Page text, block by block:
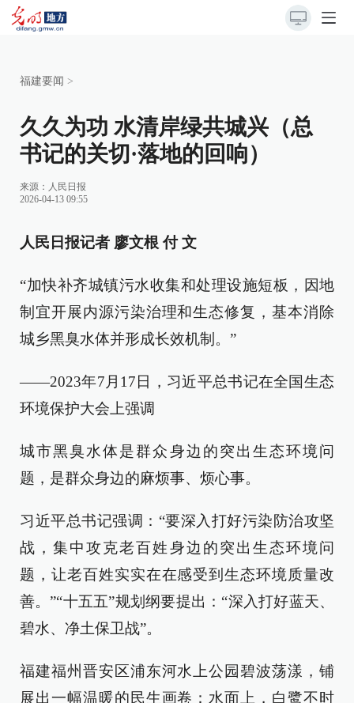
福建要闻 >
久久为功 水清岸绿共城兴（总
书记的关切·落地的回响）
来源： 人民日报
2026-04-13 09:55
人民日报记者 廖文根 付 文
“加快补齐城镇污水收集和处理设施短板，因地
制宜开展内源污染治理和生态修复，基本消除
城乡黑臭水体并形成长效机制。”
——2023年7月17日，习近平总书记在全国生态
环境保护大会上强调
城市黑臭水体是群众身边的突出生态环境问
题，是群众身边的麻烦事、烦心事。
习近平总书记强调：“要深入打好污染防治攻坚
战，集中攻克老百姓身边的突出生态环境问
题，让老百姓实实在在感受到生态环境质量改
善。”“十五五”规划纲要提出：“深入打好蓝天、
碧水、净土保卫战”。
福建福州晋安区浦东河水上公园碧波荡漾，铺
展出一幅温暖的民生画卷：水面上，白鹭不时